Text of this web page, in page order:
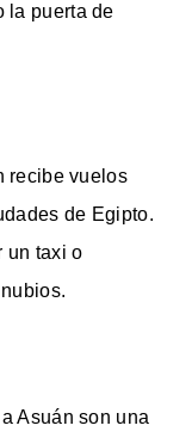
la puerta de
recibe vuelos
de Egipto.
un taxi o
Asuán son una